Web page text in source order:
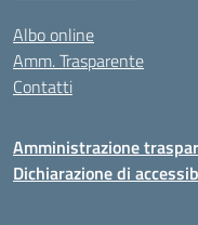
Albo online
Amm. Trasparente
Contatti
Amministrazione
Dichiarazione di